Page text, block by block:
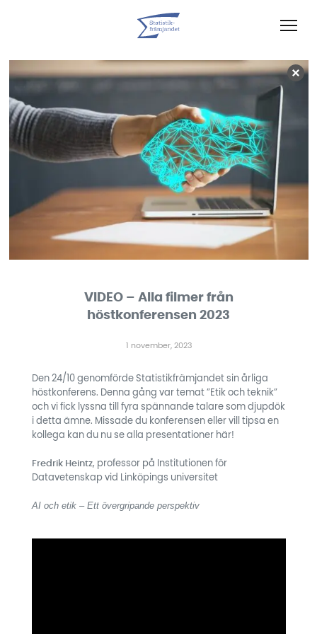
VIDEO – Alla filmer från
höstkonferensen 2023
1 november, 2023
Den 24/10 genomförde Statistikfrämjandet sin årliga
höstkonferens. Denna gång var temat ”Etik och teknik”
och vi fick lyssna till fyra spännande talare som djupdök
i detta ämne. Missade du konferensen eller vill tipsa en
kollega kan du nu se alla presentationer här!
Fredrik Heintz, professor på Institutionen för
Datavetenskap vid Linköpings universitet
AI och etik – Ett övergripande perspektiv